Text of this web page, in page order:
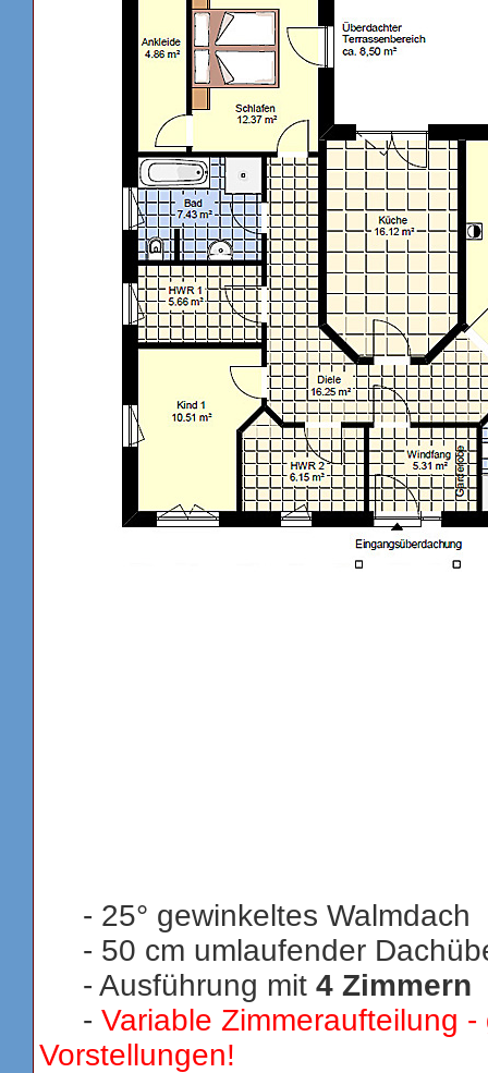
- 25° gewinkeltes Walmdach
- 50 cm umlaufender
- Ausführung mit 4 Zimmern
- Variable Zimmeraufteilung
Vorstellungen!